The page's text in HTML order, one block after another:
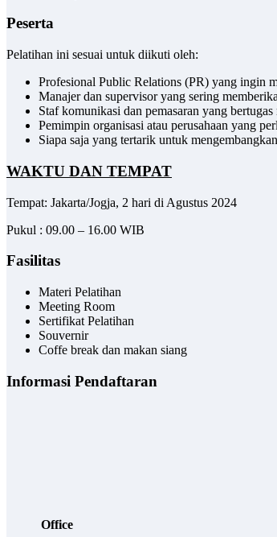
Peserta
Pelatihan ini sesuai untuk diikuti oleh:
Profesional Public Relations (PR) yang ingin
Manajer dan supervisor yang sering
Staf komunikasi dan pemasaran yang
Pemimpin organisasi atau perusahaan yang
Siapa saja yang tertarik untuk
WAKTU DAN TEMPAT
Tempat: Jakarta/Jogja, 2 hari di Agustus 2024
Pukul : 09.00 – 16.00 WIB
Fasilitas
Materi Pelatihan
Meeting Room
Sertifikat Pelatihan
Souvernir
Coffe break dan makan siang
Informasi Pendaftaran
Office